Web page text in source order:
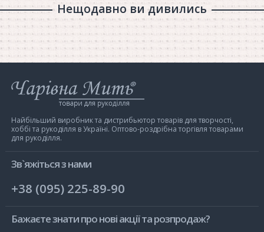
Нещодавно ви дивились
Інтернет-
магазин
Мить
Найбільший виробник та дистрибьютор товарів для творчості,
хоббі та рукоділля в Україні. Оптово-роздрібна торгівля товарами
для рукоділля.
Зв`яжіться з нами
+38 (095) 225-89-90
Бажаєте знати про нові акції та розпродаж?